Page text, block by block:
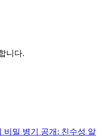
니다.
비밀 병기 공개: 친수성 알